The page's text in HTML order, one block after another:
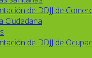
de DDJJ de
Ciudadana
de DDJJ de